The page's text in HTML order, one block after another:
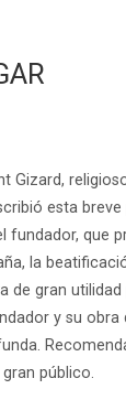
Gizard,
esta
fundador, que
la
de gran
y su obra
público.